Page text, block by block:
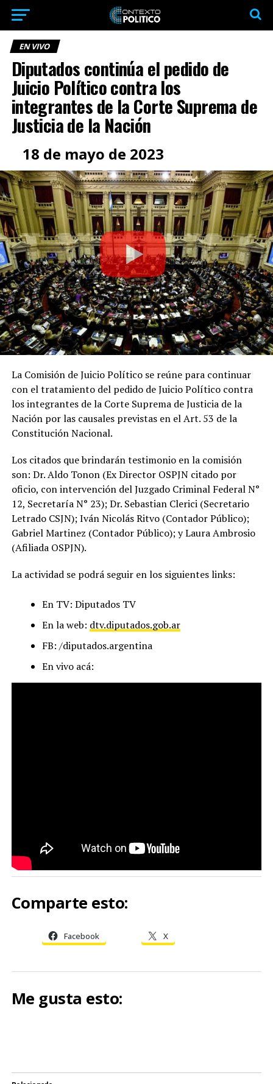
EN VIVO
Diputados continúa el pedido de
Juicio Político contra los
integrantes de la Corte Suprema de
Justicia de la Nación
18 de mayo de 2023
La Comisión de Juicio Político se reúne para continuar
con el tratamiento del pedido de Juicio Político contra
los integrantes de la Corte Suprema de Justicia de la
Nación por las causales previstas en el Art. 53 de la
Constitución Nacional.
Los citados que brindarán testimonio en la comisión
son: Dr. Aldo Tonon (Ex Director OSPJN citado por
oficio, con intervención del Juzgado Criminal Federal N°
12, Secretaría N° 23); Dr. Sebastian Clerici (Secretario
Letrado CSJN); Iván Nicolás Ritvo (Contador Público);
Gabriel Martinez (Contador Público); y Laura Ambrosio
(Afiliada OSPJN).
La actividad se podrá seguir en los siguientes links:
En TV: Diputados TV
En la web: dtv.diputados.gob.ar
FB: /diputados.argentina
En vivo acá:
Comparte esto:
Facebook X
Me gusta esto: